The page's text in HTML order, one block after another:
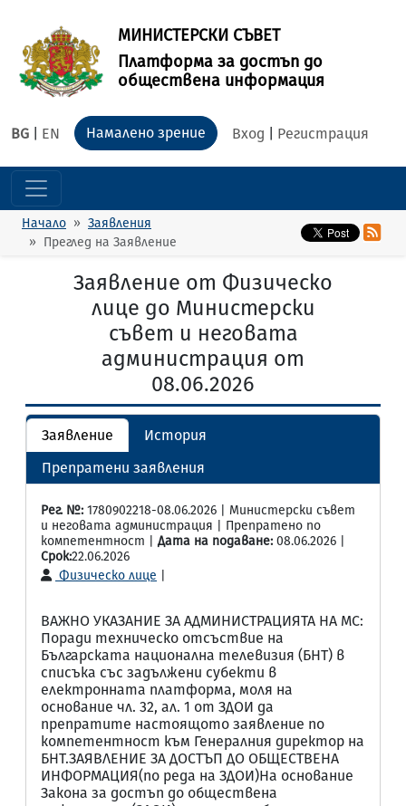
МИНИСТЕРСКИ СЪВЕТ
Платформа за достъп до
обществена информация
BG EN Вход Регистрация
Намалено зрение
Начало
Заявления
Преглед на Заявление
Заявление от Физическо
лице до Министерски
съвет и неговата
администрация от
08.06.2026
Заявление
История
Препратени заявления
Рег. №: 1780902218-08.06.2026 | Министерски съвет
и неговата администрация | Препратено по
компетентност | Дата на подаване: 08.06.2026 |
Срок:22.06.2026
Физическо лице
ВАЖНО УКАЗАНИЕ ЗА АДМИНИСТРАЦИЯТА НА МС:
Поради техническо отсъствие на
Българската национална телевизия (БНТ) в
списъка със задължени субекти в
електронната платформа, моля на
основание чл. 32, ал. 1 от ЗДОИ да
препратите настоящото заявление по
компетентност към Генералния директор на
БНТ.ЗАЯВЛЕНИЕ ЗА ДОСТЪП ДО ОБЩЕСТВЕНА
ИНФОРМАЦИЯ(по реда на ЗДОИ)На основание
Закона за достъп до обществена